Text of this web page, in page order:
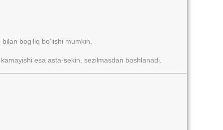
bilan bog‘liq bo‘lishi mumkin.
esa asta-sekin, sezilmasdan boshlanadi.